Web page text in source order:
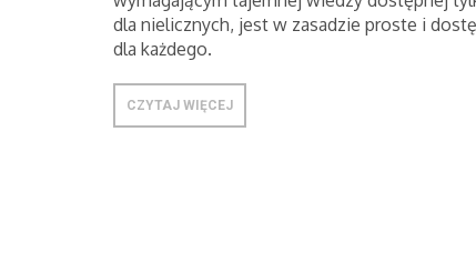
dla nielicznych, jest w zasadzie proste i
dla każdego.
CZYTAJ WIĘCEJ